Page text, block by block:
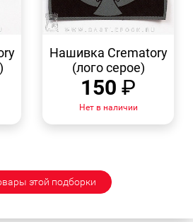
ПРОСМОТР
Нашивка Crematory
(лого серое)
150 ₽
Нет в наличии
этой подборки